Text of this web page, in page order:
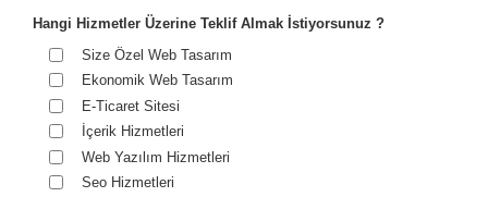
Hangi Hizmetler Üzerine Teklif Almak İstiyorsunuz ?
Size Özel Web Tasarım
Ekonomik Web Tasarım
E-Ticaret Sitesi
İçerik Hizmetleri
Web Yazılım Hizmetleri
Seo Hizmetleri